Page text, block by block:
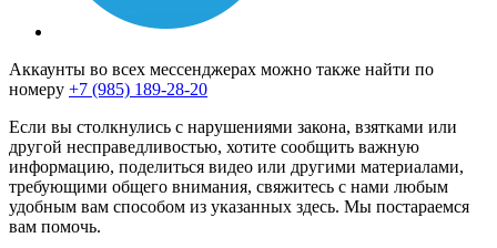
Аккаунты во всех мессенджерах можно также найти по
номеру +7 (985) 189-28-20
Если вы столкнулись с нарушениями закона, взятками или
другой несправедливостью, хотите сообщить важную
информацию, поделиться видео или другими материалами,
требующими общего внимания, свяжитесь с нами любым
удобным вам способом из указанных здесь. Мы постараемся
вам помочь.